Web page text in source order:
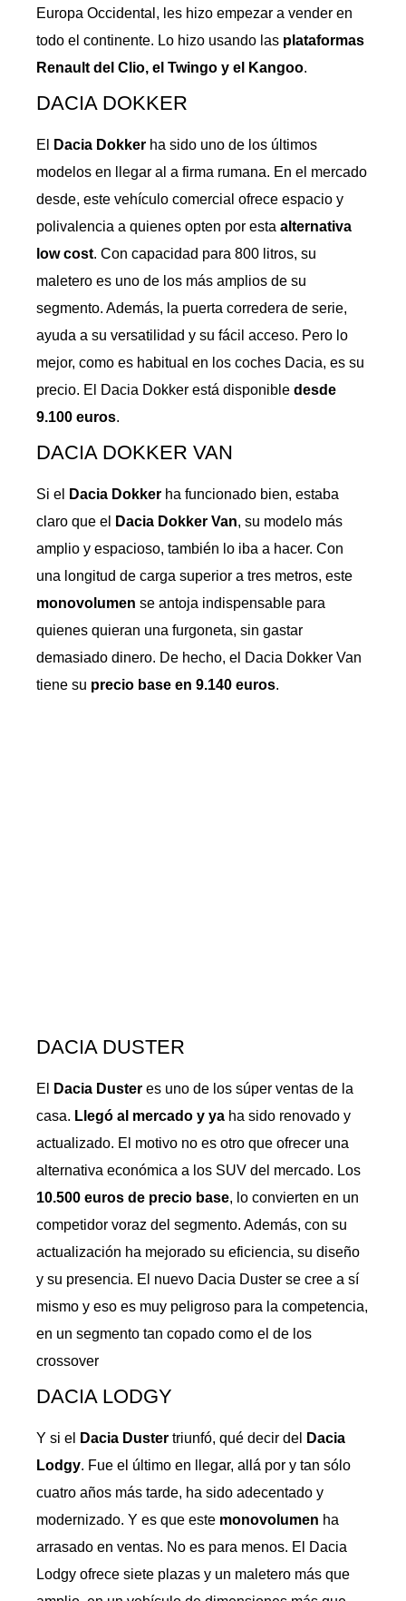
Europa Occidental, les hizo empezar a vender en
todo el continente. Lo hizo usando las plataformas
Renault del Clio, el Twingo y el Kangoo.
DACIA DOKKER
El Dacia Dokker ha sido uno de los últimos
modelos en llegar al a firma rumana. En el mercado
desde, este vehículo comercial ofrece espacio y
polivalencia a quienes opten por esta alternativa
low cost. Con capacidad para 800 litros, su
maletero es uno de los más amplios de su
segmento. Además, la puerta corredera de serie,
ayuda a su versatilidad y su fácil acceso. Pero lo
mejor, como es habitual en los coches Dacia, es su
precio. El Dacia Dokker está disponible desde
9.100 euros.
DACIA DOKKER VAN
Si el Dacia Dokker ha funcionado bien, estaba
claro que el
Dacia Dokker Van, su modelo más
amplio y espacioso, también lo iba a hacer. Con
una longitud de carga superior a tres metros, este
monovolumen se antoja indispensable para
quienes quieran una furgoneta, sin gastar
demasiado dinero. De hecho, el Dacia Dokker Van
tiene su precio base en 9.140 euros.
DACIA DUSTER
El Dacia Duster es uno de los súper ventas de la
casa. Llegó al mercado y ya ha sido renovado y
actualizado. El motivo no es otro que ofrecer una
alternativa económica a los SUV del mercado. Los
10.500 euros de precio base, lo convierten en un
competidor voraz del segmento. Además, con su
actualización ha mejorado su eficiencia, su diseño
y su presencia. El nuevo Dacia Duster se cree a sí
mismo y eso es muy peligroso para la competencia,
en un segmento tan copado como el de los
crossover
DACIA LODGY
Y si el Dacia Duster triunfó, qué decir del
Dacia
Lodgy. Fue el último en llegar, allá por y tan sólo
cuatro años más tarde, ha sido adecentado y
modernizado. Y es que este monovolumen ha
arrasado en ventas. No es para menos. El Dacia
Lodgy ofrece siete plazas y un maletero más que